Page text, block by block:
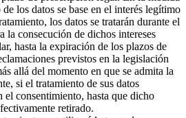
los datos se base en el interés legítimo
los datos se tratarán durante el
la consecución de dichos intereses
hasta la expiración de los plazos de
previstos en la legislación
allá del momento en que se admita la
si el tratamiento de sus datos
el consentimiento, hasta que dicho
retirado.